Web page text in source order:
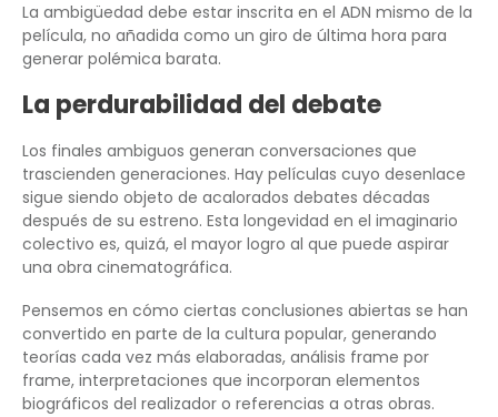
La ambigüedad debe estar inscrita en el ADN mismo de la
película, no añadida como un giro de última hora para
generar polémica barata.
La perdurabilidad del debate
Los finales ambiguos generan conversaciones que
trascienden generaciones. Hay películas cuyo desenlace
sigue siendo objeto de acalorados debates décadas
después de su estreno. Esta longevidad en el imaginario
colectivo es, quizá, el mayor logro al que puede aspirar
una obra cinematográfica.
Pensemos en cómo ciertas conclusiones abiertas se han
convertido en parte de la cultura popular, generando
teorías cada vez más elaboradas, análisis frame por
frame, interpretaciones que incorporan elementos
biográficos del realizador o referencias a otras obras.